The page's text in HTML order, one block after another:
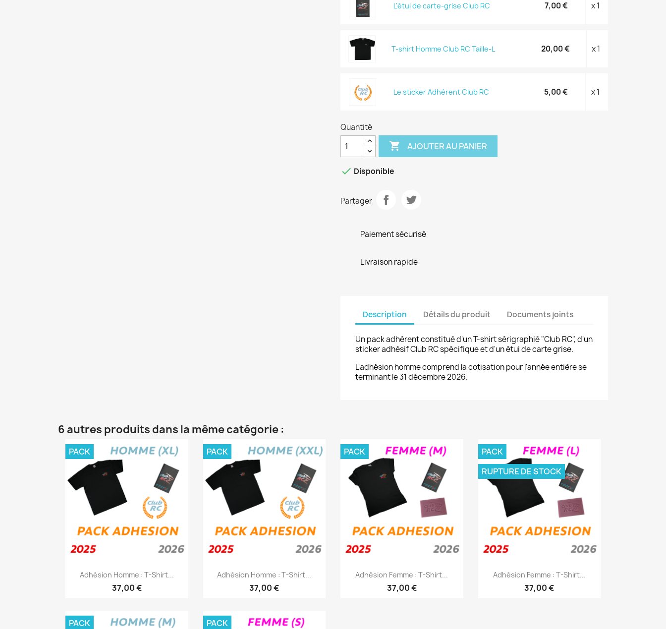
L'étui de carte-grise Club RC 7,00 € x 1
T-shirt Homme Club RC Taille-L 20,00 € x 1
Le sticker Adhérent Club RC 5,00 € x 1
Quantité
 AJOUTER AU PANIER
 Disponible
Partager
Paiement sécurisé
Livraison rapide
Description Détails du produit Documents joints
Un pack adhérent constitué d'un T-shirt sérigraphié "Club RC", d'un
sticker adhésif Club RC spécifique et d'un étui de carte grise.
L'adhésion homme comprend la cotisation pour l'année entière se
terminant le 31 décembre 2026.
6 autres produits dans la même catégorie :
Aperçu rapide
Adhésion Homme : T-Shirt...
37,00 €
PACK
Aperçu rapide
Adhésion Homme : T-Shirt...
37,00 €
PACK
Aperçu rapide
Adhésion Femme : T-Shirt...
37,00 €
PACK
Aperçu rapide
Adhésion Femme : T-Shirt...
37,00 €
PACK
RUPTURE DE STOCK
PACK PACK